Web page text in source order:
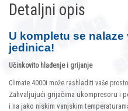
Detaljni opis
U kompletu se
jedinica!
Učinkovito hlađenje i grijanje
Climate 4000i može rashladiti vaše
Zahvaljujući grijačima ukompresoru i
i na jako niskim vanjskim